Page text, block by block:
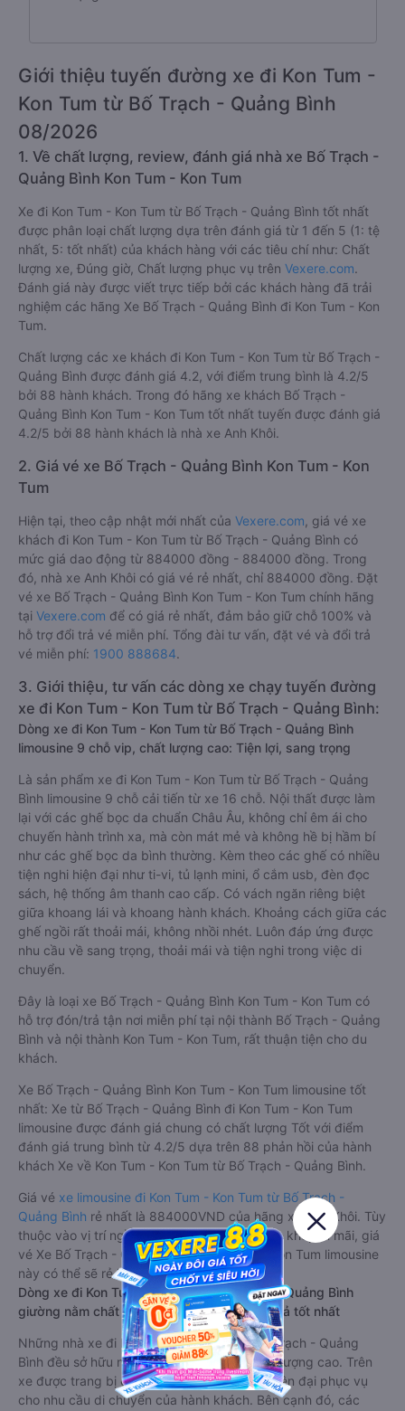
Giới thiệu tuyến đường xe đi Kon Tum -
Kon Tum từ Bố Trạch - Quảng Bình
08/2026
1. Về chất lượng, review, đánh giá nhà xe Bố Trạch -
Quảng Bình Kon Tum - Kon Tum
Xe đi Kon Tum - Kon Tum từ Bố Trạch - Quảng Bình tốt nhất
được phân loại chất lượng dựa trên đánh giá từ 1 đến 5 (1: tệ
nhất, 5: tốt nhất) của khách hàng với các tiêu chí như: Chất
lượng xe, Đúng giờ, Chất lượng phục vụ trên Vexere.com.
Đánh giá này được viết trực tiếp bởi các khách hàng đã trải
nghiệm các hãng Xe Bố Trạch - Quảng Bình đi Kon Tum - Kon
Tum.
Chất lượng các xe khách đi Kon Tum - Kon Tum từ Bố Trạch -
Quảng Bình được đánh giá 4.2, với điểm trung bình là 4.2/5
bởi 88 hành khách. Trong đó hãng xe khách Bố Trạch -
Quảng Bình Kon Tum - Kon Tum tốt nhất tuyến được đánh giá
4.2/5 bởi 88 hành khách là nhà xe Anh Khôi.
2. Giá vé xe Bố Trạch - Quảng Bình Kon Tum - Kon
Tum
Hiện tại, theo cập nhật mới nhất của Vexere.com , giá vé xe
khách đi Kon Tum - Kon Tum từ Bố Trạch - Quảng Bình có
mức giá dao động từ 884000 đồng - 884000 đồng. Trong
đó, nhà xe Anh Khôi có giá vé rẻ nhất, chỉ 884000 đồng. Đặt
vé xe Bố Trạch - Quảng Bình Kon Tum - Kon Tum chính hãng
tại Vexere.com để có giá rẻ nhất, đảm bảo giữ chỗ 100% và
hỗ trợ đổi trả vé miễn phí. Tổng đài tư vấn, đặt vé và đổi trả
vé miễn phí: 1900 888684.
3. Giới thiệu, tư vấn các dòng xe chạy tuyến đường
xe đi Kon Tum - Kon Tum từ Bố Trạch - Quảng Bình:
Dòng xe đi Kon Tum - Kon Tum từ Bố Trạch - Quảng Bình
limousine 9 chỗ vip, chất lượng cao: Tiện lợi, sang trọng
Là sản phẩm xe đi Kon Tum - Kon Tum từ Bố Trạch - Quảng
Bình limousine 9 chỗ cải tiến từ xe 16 chỗ. Nội thất được làm
lại với các ghế bọc da chuẩn Châu Âu, không chỉ êm ái cho
chuyến hành trình xa, mà còn mát mẻ và không hề bị hầm bí
như các ghế bọc da bình thường. Kèm theo các ghế có nhiều
tiện nghi hiện đại như ti-vi, tủ lạnh mini, ổ cắm usb, đèn đọc
sách, hệ thống âm thanh cao cấp. Có vách ngăn riêng biệt
giữa khoang lái và khoang hành khách. Khoảng cách giữa các
ghế ngồi rất thoải mái, không nhồi nhét. Luôn đáp ứng được
nhu cầu về sang trọng, thoải mái và tiện nghi trong việc di
chuyển.
Đây là loại xe Bố Trạch - Quảng Bình Kon Tum - Kon Tum có
hỗ trợ đón/trả tận nơi miễn phí tại nội thành Bố Trạch - Quảng
Bình và nội thành Kon Tum - Kon Tum, rất thuận tiện cho du
khách.
Xe Bố Trạch - Quảng Bình Kon Tum - Kon Tum limousine tốt
nhất: Xe từ Bố Trạch - Quảng Bình đi Kon Tum - Kon Tum
limousine được đánh giá chung có chất lượng Tốt với điểm
đánh giá trung bình từ 4.2/5 dựa trên 88 phản hồi của hành
khách Xe về Kon Tum - Kon Tum từ Bố Trạch - Quảng Bình.
Giá vé xe limousine đi Kon Tum - Kon Tum từ Bố Trạch -
Quảng Bình rẻ nhất là 884000VND của hãng xe Anh Khôi. Tùy
thuộc vào vị trí ngồi của bạn và chương trình khuyến mãi, giá
vé Xe Bố Trạch - Quảng Bình đi Kon Tum - Kon Tum limousine
này có thể sẽ rẻ hơn
Dòng xe đi Kon Tum - Kon Tum từ Bố Trạch - Quảng Bình
giường nằm chất lượng cao: Thoải mái, giá cả tốt nhất
Những nhà xe đi Kon Tum - Kon Tum từ Bố Trạch - Quảng
Bình đều sở hữu những xe giường nằm chất lượng cao. Trên
xe được trang bị đầy đủ các trang thiết bị hiện đại phục vụ
cho nhu cầu di chuyển của hành khách. Bên cạnh đó, các